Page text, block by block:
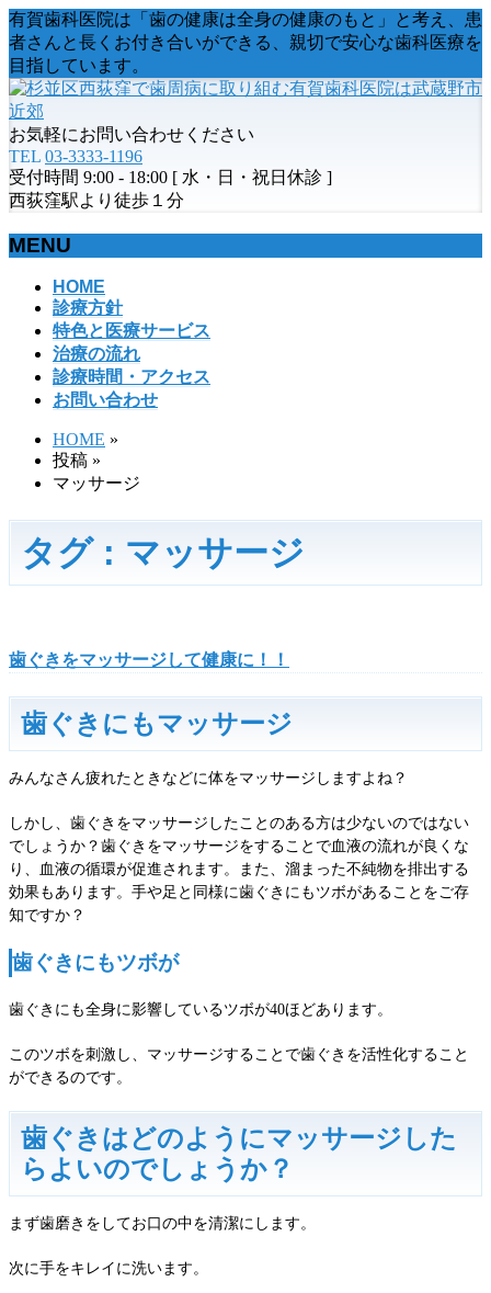
有賀歯科医院は「歯の健康は全身の健康のもと」と考え、患
者さんと長くお付き合いができる、親切で安心な歯科医療を
目指しています。
お気軽にお問い合わせください
TEL 03-3333-1196
受付時間 9:00 - 18:00 [ 水・日・祝日休診 ]
西荻窪駅より徒歩１分
MENU
HOME
診療方針
特色と医療サービス
治療の流れ
診療時間・アクセス
お問い合わせ
HOME »
投稿 »
マッサージ
タグ : マッサージ
歯ぐきをマッサージして健康に！！
歯ぐきにもマッサージ
みんなさん疲れたときなどに体をマッサージしますよね？
しかし、歯ぐきをマッサージしたことのある方は少ないのではない
でしょうか？歯ぐきをマッサージをすることで血液の流れが良くな
り、血液の循環が促進されます。また、溜まった不純物を排出する
効果もあります。手や足と同様に歯ぐきにもツボがあることをご存
知ですか？
歯ぐきにもツボが
歯ぐきにも全身に影響しているツボが40ほどあります。
このツボを刺激し、マッサージすることで歯ぐきを活性化すること
ができるのです。
歯ぐきはどのようにマッサージした
らよいのでしょうか？
まず歯磨きをしてお口の中を清潔にします。
次に手をキレイに洗います。